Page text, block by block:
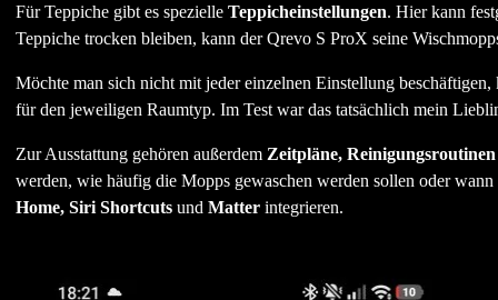
Für Teppiche gibt es spezielle Teppicheinstellungen. Hier kann
Teppiche trocken bleiben, kann der Qrevo S ProX seine
Möchte man sich nicht mit jeder einzelnen Einstellung beschäftigen,
für den jeweiligen Raumtyp. Im Test war das tatsächlich mein
Zur Ausstattung gehören außerdem Zeitpläne, Reinigungsroutinen
werden, wie häufig die Mopps gewaschen werden sollen oder
Home, Siri Shortcutsund Matterintegrieren.